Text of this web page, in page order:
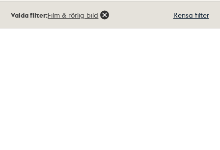
träffar
Valda filter:Film & rörlig bild Rensa filter